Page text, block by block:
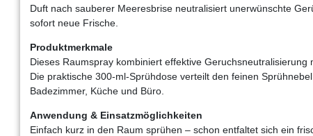
Duft nach sauberer Meeresbrise neutralisiert unerwünschte
sofort neue Frische.
Produktmerkmale
Dieses Raumspray kombiniert effektive Geruchsneutralisierung
Die praktische 300-ml-Sprühdose verteilt den feinen
Badezimmer, Küche und Büro.
Anwendung & Einsatzmöglichkeiten
Einfach kurz in den Raum sprühen – schon entfaltet sich ein